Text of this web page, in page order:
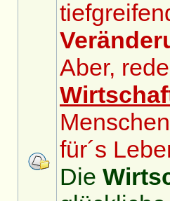
Aber,
für´s
Die